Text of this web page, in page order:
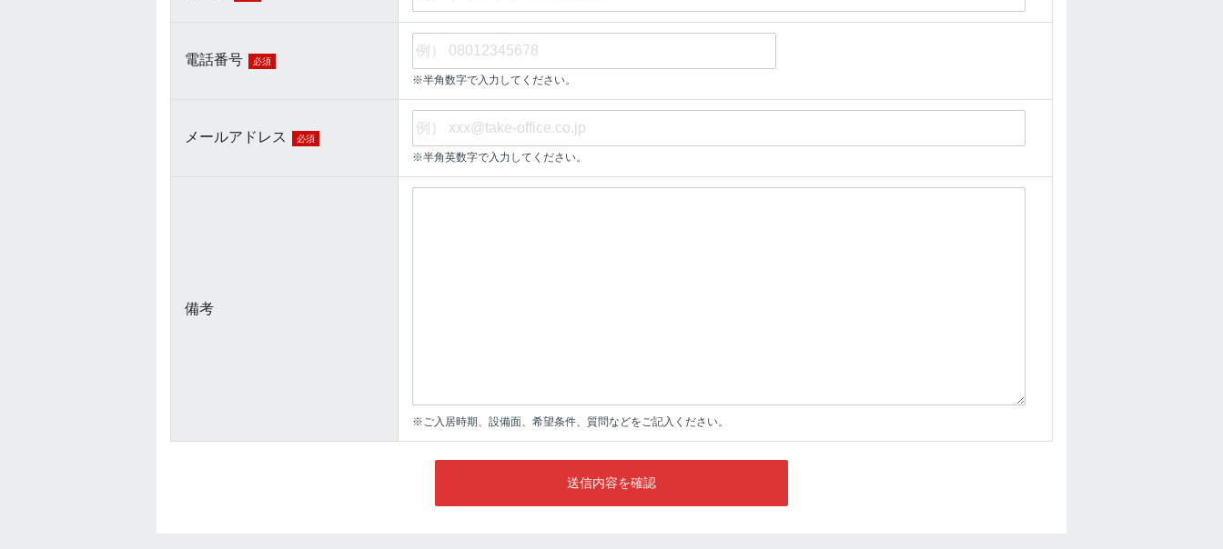
電話番号 必須
※半角数字で入力してください。
メールアドレス 必須
※半角英数字で入力してください。
備考
※ご入居時期、設備面、希望条件、質問などをご記入ください。
送信内容を確認